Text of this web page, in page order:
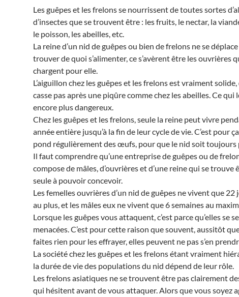
Les guêpes et les frelons se nourrissent de toutes sortes
d’insectes que se trouvent être : les fruits, le nectar, la
le poisson, les abeilles, etc.
La reine d’un nid de guêpes ou bien de frelons ne se
trouver de quoi s’alimenter, ce s’avèrent être les ouvrières
chargent pour elle.
L’aiguillon chez les guêpes et les frelons est vraiment solide,
casse pas après une piqûre comme chez les abeilles. Ce qui
encore plus dangereux.
Chez les guêpes et les frelons, seule la reine peut vivre
année entière jusqu’à la fin de leur cycle de vie. C’est pour
pond régulièrement des œufs, pour que le nid soit toujours
Il faut comprendre qu’une entreprise de guêpes ou de
compose de mâles, d’ouvrières et d’une reine qui se trouve
seule à pouvoir concevoir.
Les femelles ouvrières d’un nid de guêpes ne vivent que
au plus, et les mâles eux ne vivent que 6 semaines au
Lorsque les guêpes vous attaquent, c’est parce qu’elles se
menacées. C’est pour cette raison que souvent, aussitôt
faites rien pour les effrayer, elles peuvent ne pas s’en
La société chez les guêpes et les frelons étant vraiment
la durée de vie des populations du nid dépend de leur rôle.
Les frelons asiatiques ne se trouvent être pas clairement
qui hésitent avant de vous attaquer. Alors que vous soyez